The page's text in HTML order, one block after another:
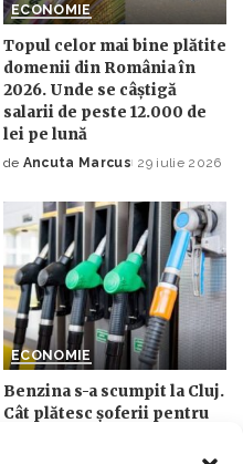
ECONOMIE
Topul celor mai bine plătite
domenii din România în
2026. Unde se câștigă
salarii de peste 12.000 de
lei pe lună
Posted
de Ancuta Marcus 29 iulie 2026
ECONOMIE
Benzina s-a scumpit la Cluj.
Cât plătesc șoferii pentru